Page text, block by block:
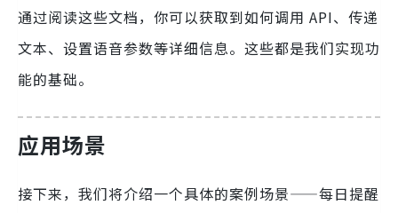
通过阅读这些文档，你可以获取到如何调用 API、传递
文本、设置语音参数等详细信息。这些都是我们实现功
能的基础。
应用场景
接下来，我们将介绍一个具体的案例场景——每日提醒